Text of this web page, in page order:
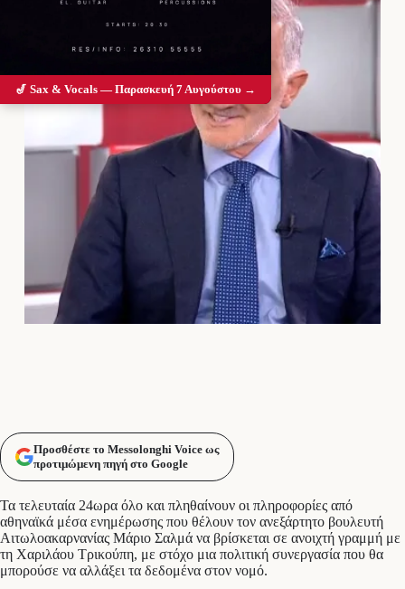
Προσθέστε το Messolonghi Voice ως
προτιμώμενη πηγή στο Google
Τα τελευταία 24ωρα όλο και πληθαίνουν οι πληροφορίες από
αθηναϊκά μέσα ενημέρωσης που θέλουν τον ανεξάρτητο βουλευτή
Αιτωλοακαρνανίας Μάριο Σαλμά να βρίσκεται σε ανοιχτή γραμμή με
τη Χαριλάου Τρικούπη, με στόχο μια πολιτική συνεργασία που θα
μπορούσε να αλλάξει τα δεδομένα στον νομό.
🎷 Sax & Vocals — Παρασκευή 7 Αυγούστου →